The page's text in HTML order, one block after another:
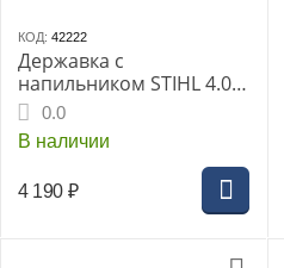
КОД: 42222
Державка с
напильником STIHL 4.0
мм (3/8" PM) 2 в 1
0.0
В наличии
4 190 ₽